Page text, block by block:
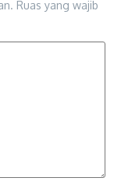
Ruas yang wajib